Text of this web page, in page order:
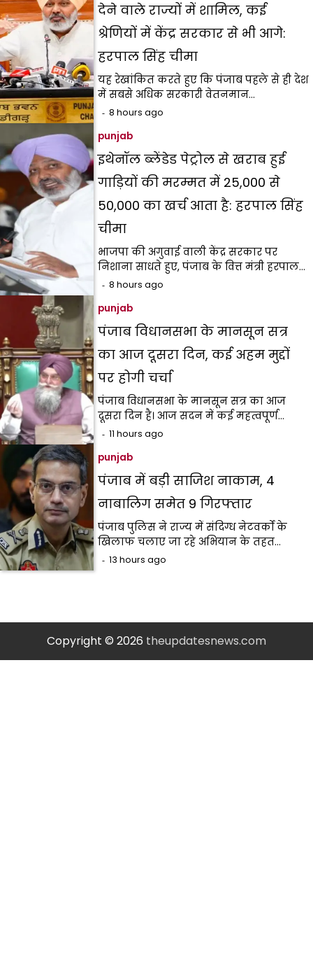
देने वाले राज्यों में शामिल, कई
श्रेणियों में केंद्र सरकार से भी आगे:
हरपाल सिंह चीमा
यह रेखांकित करते हुए कि पंजाब पहले से ही देश
में सबसे अधिक सरकारी वेतनमान…
8 hours ago
punjab
इथेनॉल ब्लेंडेड पेट्रोल से खराब हुई
गाड़ियों की मरम्मत में ₹25,000 से
₹50,000 का खर्च आता है: हरपाल सिंह
चीमा
भाजपा की अगुवाई वाली केंद्र सरकार पर
निशाना साधते हुए, पंजाब के वित्त मंत्री हरपाल…
8 hours ago
punjab
पंजाब विधानसभा के मानसून सत्र
का आज दूसरा दिन, कई अहम मुद्दों
पर होगी चर्चा
पंजाब विधानसभा के मानसून सत्र का आज
दूसरा दिन है। आज सदन में कई महत्वपूर्ण…
11 hours ago
punjab
पंजाब में बड़ी साजिश नाकाम, 4
नाबालिग समेत 9 गिरफ्तार
पंजाब पुलिस ने राज्य में संदिग्ध नेटवर्कों के
खिलाफ चलाए जा रहे अभियान के तहत…
13 hours ago
Copyright © 2026 theupdatesnews.com